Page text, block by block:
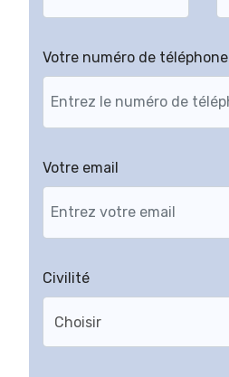
Votre numéro de téléphone
Votre email
Civilité